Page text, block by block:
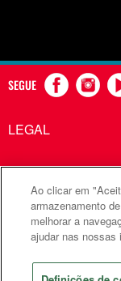
SEGUE
LEGAL
Comunicações
©2026
Ao clicar em
armazenamento
melhorar a
ajudar nas